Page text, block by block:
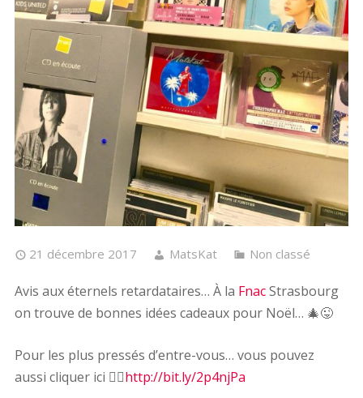
21 décembre 2017 MatsKat Non classé
Avis aux éternels retardataires… À la FnacStrasbourg
on trouve de bonnes idées cadeaux pour Noël… 🎄😜
Pour les plus pressés d’entre-vous… vous pouvez
aussi cliquer ici 👉🏼http://bit.ly/2p4njPa